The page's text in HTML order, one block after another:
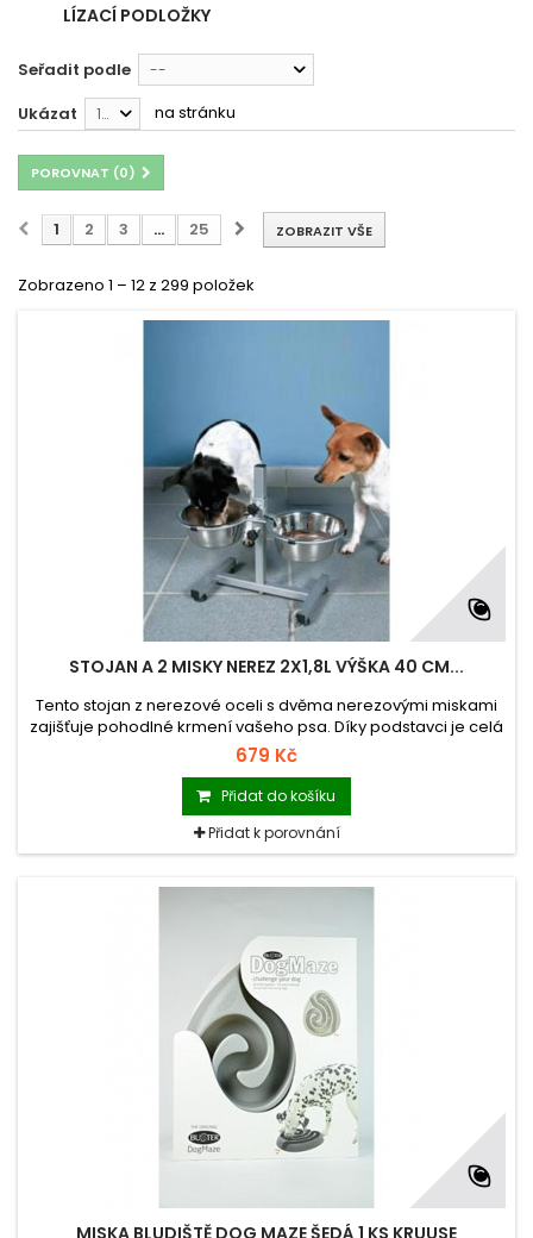
LÍZACÍ PODLOŽKY
Seřadit podle --
Ukázat 12 na stránku
POROVNAT (0)
ZOBRAZIT VŠE
1 2 3 ... 25
Zobrazeno 1 – 12 z 299 položek
STOJAN A 2 MISKY NEREZ 2X1,8L VÝŠKA 40 CM...
Tento stojan z nerezové oceli s dvěma nerezovými miskami
zajišťuje pohodlné krmení vašeho psa. Díky podstavci je celá
sestava velice stabilní a zabraňuje převržení.
679 Kč
Přidat do košíku
Přidat k porovnání